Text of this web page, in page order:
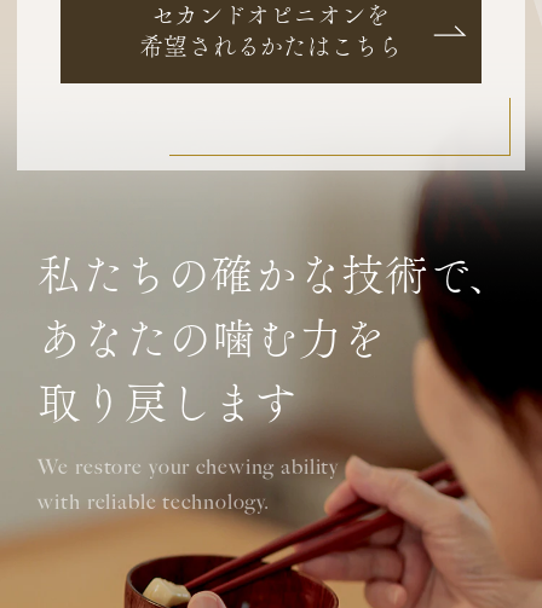
セカンドオピニオンを
希望されるかたはこちら
私たちの確かな技術で、
あなたの噛む力を
取り戻します
We restore your chewing ability
with reliable technology.